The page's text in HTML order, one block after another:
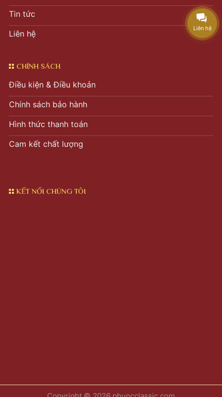
Tin tức
Liên hệ
CHÍNH SÁCH
Điều kiện & Điều khoản
Chính sách bảo hành
Hình thức thanh toán
Cam kết chất lượng
KẾT NỐI CHÚNG TÔI
Liên hệ